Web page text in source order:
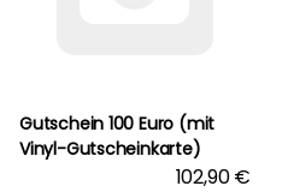
Gutschein 100 Euro (mit
Vinyl-Gutscheinkarte)
102,90 €